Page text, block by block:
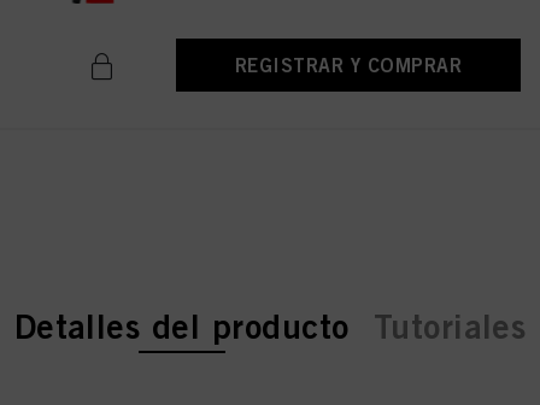
REGISTRAR Y COMPRAR
current tab:
current tab:
Detalles del producto Tutoriales